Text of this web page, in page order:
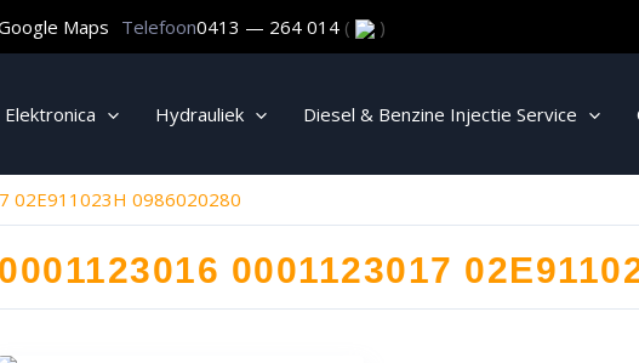
Maps Telefoon0413 — 264 014 ( )
Hydrauliek Diesel & Benzine Injectie Service
02E911023H 0986020280
0001123016 0001123017